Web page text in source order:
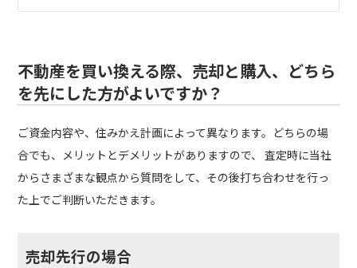
不動産を買い換える際、売却と購入、どちら
を先にした方がよいですか？
ご資金内容や、住みかえ計画によって異なります。どちらの場
合でも、メリットとデメリットがありますので、 査定時に当社
からさまざまな観点から質問をして、その後打ち合わせを行っ
た上でご判断いただきます。
売却先行の場合